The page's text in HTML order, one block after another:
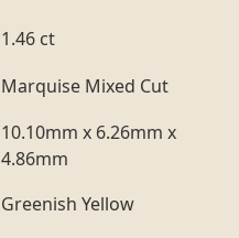
1.46 ct
Marquise Mixed Cut
10.10mm x 6.26mm x
4.86mm
Greenish Yellow